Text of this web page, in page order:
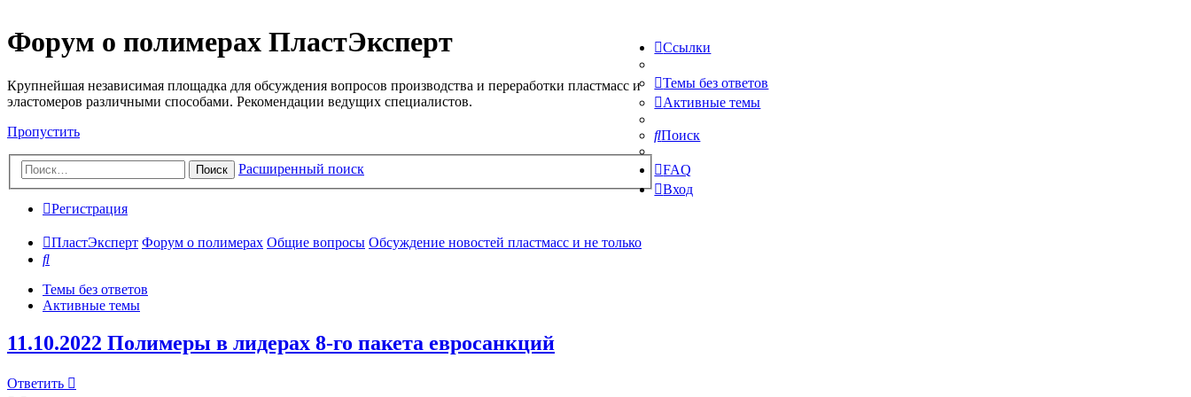
Форум о полимерах ПластЭксперт
Крупнейшая независимая площадка для обсуждения вопросов производства и переработки пластмасс и
эластомеров различными способами. Рекомендации ведущих специалистов.
Пропустить
Поиск Расширенный поиск
Ссылки
Темы без ответов
Активные темы
Поиск
FAQ
Вход
Регистрация
ПластЭксперт Форум о полимерах Общие вопросы Обсуждение новостей пластмасс и не только
Поиск
Темы без ответов
Активные темы
11.10.2022 Полимеры в лидерах 8-го пакета евросанкций
Ответить